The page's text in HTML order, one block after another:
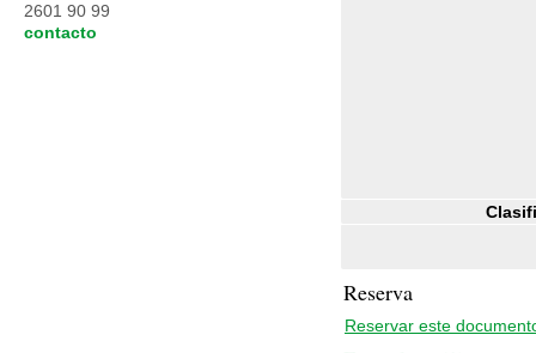
Reserva
Reservar este
2601 90 99
contacto